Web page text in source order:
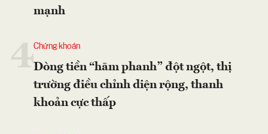
mạnh
4Chứng khoán
Dòng tiền “hãm phanh” đột ngột, thị
trường điều chỉnh diện rộng, thanh
khoản cực thấp